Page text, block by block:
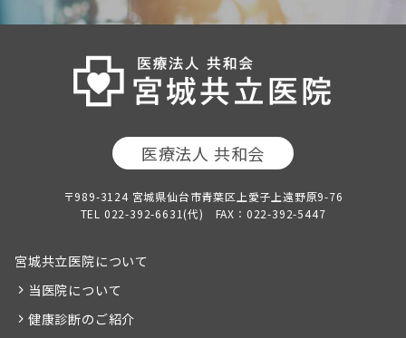
医療法人 共和会
〒989-3124 宮城県仙台市青葉区上愛子上遠野原9-76
TEL 022-392-6631(代) FAX：022-392-5447
宮城共立医院について
当医院について
健康診断のご紹介